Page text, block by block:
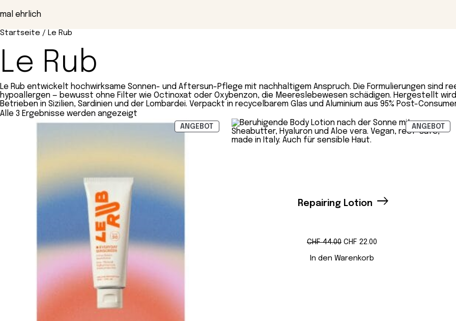
Inhalt
mal ehrlich
Startseite / Le Rub
Le Rub
Le Rub entwickelt hochwirksame Sonnen- und Aftersun-Pflege mit nachhaltigem Anspruch. Die Formulierungen
hypoallergen — bewusst ohne Filter wie Octinoxat oder Oxybenzon, die Meereslebewesen schädigen. Hergestellt
Betrieben in Sizilien, Sardinien und der Lombardei. Verpackt in recycelbarem Glas und Aluminium aus 95% Post-
Alle 3 Ergebnisse werden angezeigt
ANGEBOTPRODUKT
IM
ANGEBOT
ANGEBOT
IM
Repairing Lotion
CHF44.00 Ursprünglicher
war:
CHF 22.00Aktueller
In den Warenkorb